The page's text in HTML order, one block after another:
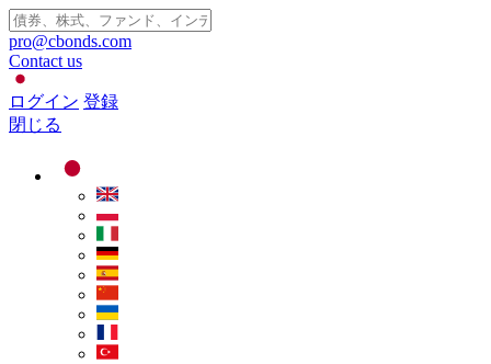
pro@cbonds.com
Contact us
ログイン 登録
閉じる